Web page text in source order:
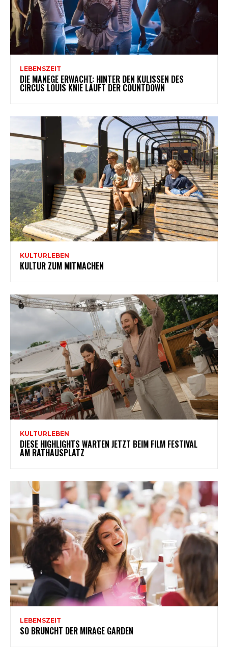
LEBENSZEIT
DIE MANEGE ERWACHT: HINTER DEN KULISSEN DES
CIRCUS LOUIS KNIE LÄUFT DER COUNTDOWN
KULTURLEBEN
KULTUR ZUM MITMACHEN
KULTURLEBEN
DIESE HIGHLIGHTS WARTEN JETZT BEIM FILM FESTIVAL
AM RATHAUSPLATZ
LEBENSZEIT
SO BRUNCHT DER MIRAGE GARDEN